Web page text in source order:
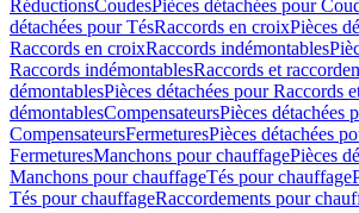
RéductionsCoudesPièces détachées pour
détachées pour TésRaccords en croixPièces
Raccords en croixRaccords indémontables
Raccords indémontablesRaccords et
démontablesPièces détachées pour Raccords
démontablesCompensateursPièces détachées
CompensateursFermeturesPièces détachées
FermeturesManchons pour chauffagePièces
Manchons pour chauffageTés pour chauffage
Tés pour chauffageRaccordements pour